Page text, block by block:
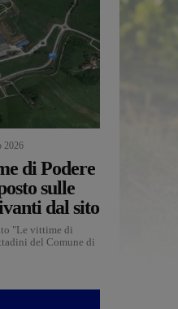
2026
di Podere
sulle
dal sito
"Le vittime di
del Comune di